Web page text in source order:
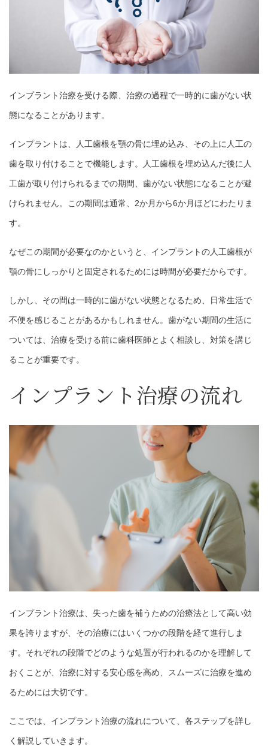
インプラント治療を受ける際、治療の過程で一時的に歯がない状
態になることがあります。
インプラントは、人工歯根を顎の骨に埋め込み、その上に人工の
歯を取り付けることで機能します。人工歯根を埋め込んだ後に人
工歯が取り付けられるまでの期間、歯がない状態になることが避
けられません。この期間は通常、2か月から6か月ほどにわたりま
す。
なぜこの期間が必要なのかというと、インプラントの人工歯根が
顎の骨にしっかりと固定されるためには時間が必要だからです。
しかし、その間は一時的に歯がない状態となるため、日常生活で
不便を感じることがあるかもしれません。歯がない期間の生活に
ついては、治療を受ける前に歯科医師とよく相談し、対策を講じ
ることが重要です。
インプラント治療の流れ
インプラント治療は、失った歯を補うための治療法として高い効
果を誇りますが、その治療にはいくつかの段階を経て進行しま
す。それぞれの段階でどのような処置が行われるのかを理解して
おくことが、治療に対する安心感を高め、スムーズに治療を進め
るためには大切です。
ここでは、インプラント治療の流れについて、各ステップを詳し
く解説していきます。